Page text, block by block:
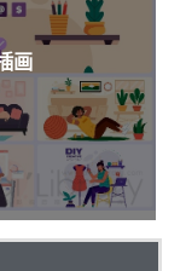
画